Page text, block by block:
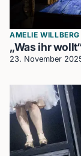
AMELIE WILLBERG
„Was ihr
23. November